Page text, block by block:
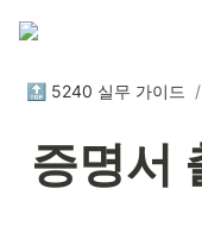
🔝 5240 실무 가이드 /
증명서